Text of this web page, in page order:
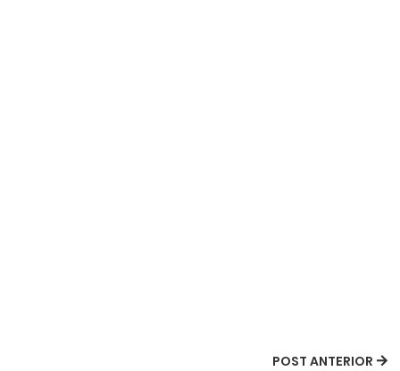
POST ANTERIOR